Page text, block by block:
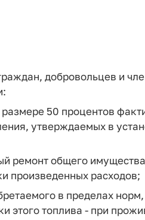
добровольцев и
50 процентов
утверждаемых в
ремонт общего
произведенных расходов;
в пределах
этого топлива - при